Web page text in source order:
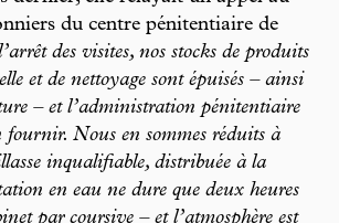
du centre pénitentiaire de
des visites, nos stocks de produits
et de nettoyage sont épuisés – ainsi
– et l’administration pénitentiaire
fournir. Nous en sommes réduits à
inqualifiable, distribuée à la
en eau ne dure que deux heures
par coursive – et l’atmosphère est